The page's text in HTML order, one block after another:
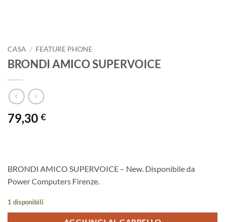
CASA / FEATURE PHONE
BRONDI AMICO SUPERVOICE
79,30 €
BRONDI AMICO SUPERVOICE – New. Disponibile da
Power Computers Firenze.
1 disponibili